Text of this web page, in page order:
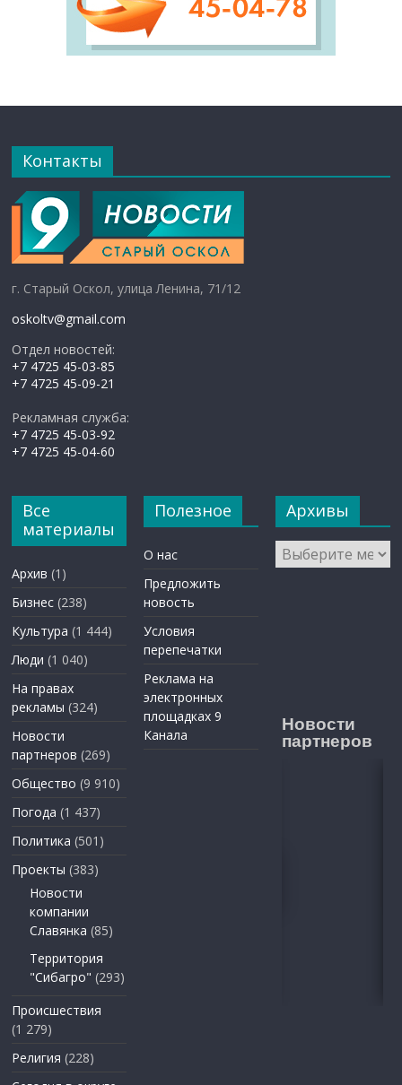
Контакты
г. Старый Оскол, улица Ленина, 71/12
oskoltv@gmail.com
Отдел новостей:
+7 4725 45-03-85
+7 4725 45-09-21
Рекламная служба:
+7 4725 45-03-92
+7 4725 45-04-60
Все
материалы
Архив (1)
Бизнес (238)
Культура (1 444)
Люди (1 040)
На правах
рекламы (324)
Новости
партнеров (269)
Общество (9 910)
Погода (1 437)
Политика (501)
Проекты (383)
Новости
компании
Славянка (85)
Территория
"Сибагро" (293)
Происшествия
(1 279)
Религия (228)
Полезное
О нас
Предложить
новость
Условия
перепечатки
Реклама на
электронных
площадках 9
Канала
Архивы
Архивы
Новости
партнеров